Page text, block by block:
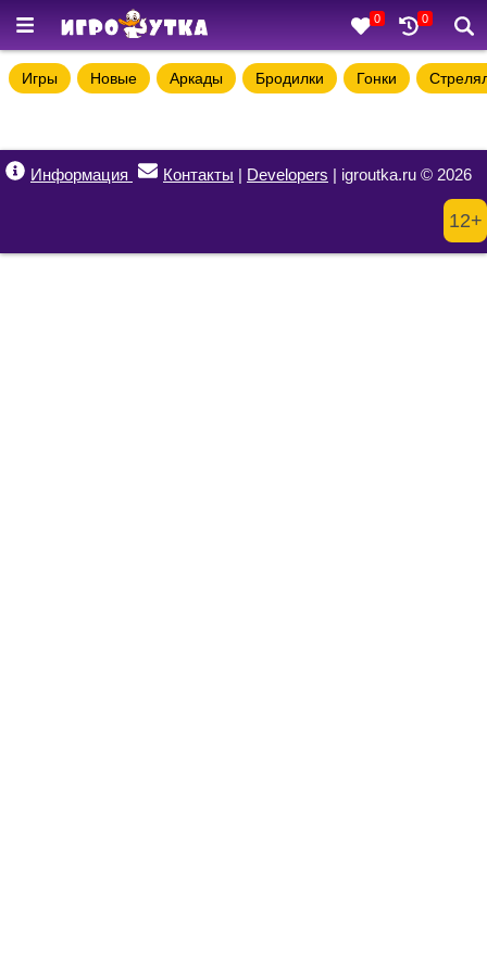
0 0
Игры Новые Аркады Бродилки Гонки
Информация Контакты | Developers | igroutka.ru © 2026
12+